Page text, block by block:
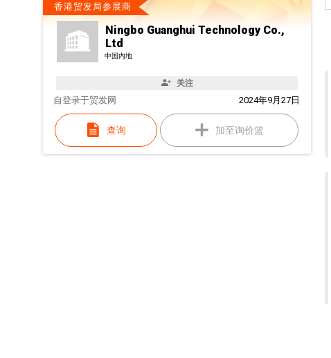
香港贸发局参展商
Ningbo Guanghui Technology Co.,
Ltd
中国内地
关注
自 2024年9月27日
登录于贸发网
查询 加至询价篮